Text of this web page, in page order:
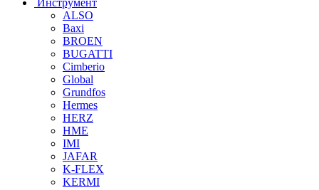
ALSO
Baxi
BROEN
BUGATTI
Cimberio
Global
Grundfos
Hermes
HERZ
HME
IMI
JAFAR
K-FLEX
KERMI